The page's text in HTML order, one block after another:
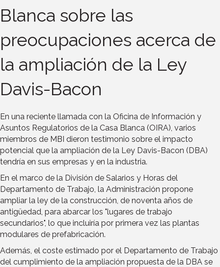
Blanca sobre las
preocupaciones acerca de
la ampliación de la Ley
Davis-Bacon
En una reciente llamada con la Oficina de Información y
Asuntos Regulatorios de la Casa Blanca (OIRA), varios
miembros de MBI dieron testimonio sobre el impacto
potencial que la ampliación de la Ley Davis-Bacon (DBA)
tendría en sus empresas y en la industria.
En el marco de la División de Salarios y Horas del
Departamento de Trabajo, la Administración propone
ampliar la ley de la construcción, de noventa años de
antigüedad, para abarcar los "lugares de trabajo
secundarios", lo que incluiría por primera vez las plantas
modulares de prefabricación.
Además, el coste estimado por el Departamento de Trabajo
del cumplimiento de la ampliación propuesta de la DBA se